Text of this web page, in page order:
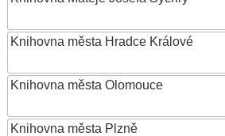
Knihovna města Hradce Králové
Knihovna města Olomouce
Knihovna města Plzně